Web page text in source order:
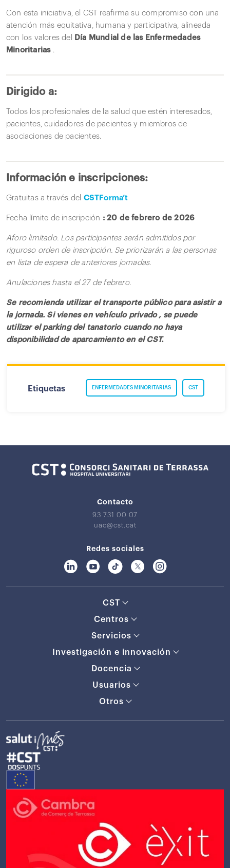
Con esta iniciativa, el CST reafirma su compromiso con una
atención más equitativa, humana y participativa, alineada
con los valores del
Día Mundial de las Enfermedades
Minoritarias.
Dirigido a:
Todos los profesionales de la salud que estén interesados,
pacientes, cuidadores de pacientes y miembros de
asociaciones de pacientes.
Información e inscripciones:
Gratuitas a través del CSTForma’t
Fecha límite de inscripción : 20 de febrero de 2026
Aforo limitado. Los participantes serán admitidos por
riguroso orden de inscripción. Se priorizarán a las personas
en lista de espera de anteriores jornadas.
Anulaciones hasta el 27 de febrero.
Se recomienda utilizar el transporte público para asistir a
la jornada. Si vienes en vehículo privado , se puede
utilizar el parking del tanatorio cuando no haya
disponibilidad de aparcamiento en el CST.
Etiquetas CST
ENFERMEDADES MINORITARIAS
Contacto
93 731 00 07
uac@cst.cat
Redes sociales
CST
Centros
Servicios
Investigación e innovación
Docencia
Usuarios
Otros